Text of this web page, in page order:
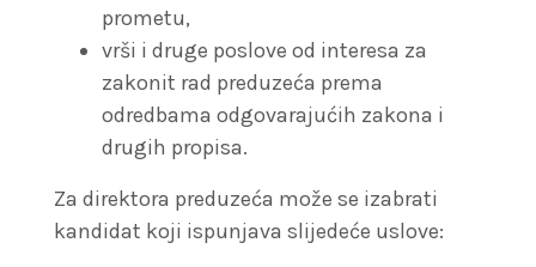
prometu,
vrši i druge poslove od interesa za
zakonit rad preduzeća prema
odredbama odgovarajućih zakona i
drugih propisa.
Za direktora preduzeća može se izabrati
kandidat koji ispunjava slijedeće uslove: